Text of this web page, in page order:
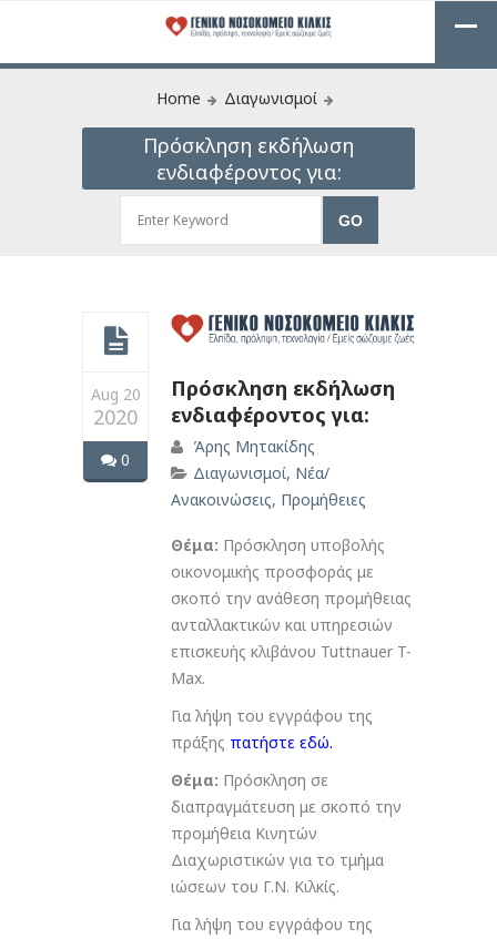
Home Διαγωνισμοί
Πρόσκληση εκδήλωση
ενδιαφέροντος για:
Aug 20
2020
0
Πρόσκληση εκδήλωση
ενδιαφέροντος για:
Άρης Μητακίδης
Διαγωνισμοί, Νέα/
Ανακοινώσεις, Προμήθειες
Θέμα: Πρόσκληση υποβολής
οικονομικής προσφοράς με
σκοπό την ανάθεση προμήθειας
ανταλλακτικών και υπηρεσιών
επισκευής κλιβάνου Tuttnauer T-
Max.
Για λήψη του εγγράφου της
πράξης πατήστε εδώ.
Θέμα: Πρόσκληση σε
διαπραγμάτευση με σκοπό την
προμήθεια Κινητών
Διαχωριστικών για το τμήμα
ιώσεων του Γ.Ν. Κιλκίς.
Για λήψη του εγγράφου της